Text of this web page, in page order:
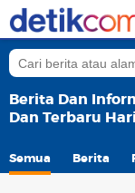
Berita Dan
Dan Terbaru
Semua Berita